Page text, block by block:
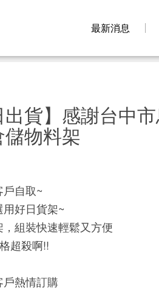
最新消息
出貨】感謝台中
物料架
自取~
好日貨架~
組裝快速輕鬆又方便
超殺啊!!
戶熱情訂購